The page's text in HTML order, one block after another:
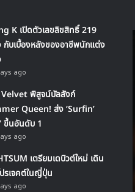
K เปิดตัวเลขลิขสิทธิ์ 219
กับเบื้องหลังของอาชีพนักแต่ง
ago
Velvet พิสูจน์บัลลังก์
Queen! ส่ง ‘Surfin’
ขึ้นอันดับ 1
ago
เตรียมเดบิวต์ใหม่ เดิน
รเจคต์ในญี่ปุ่น
ago